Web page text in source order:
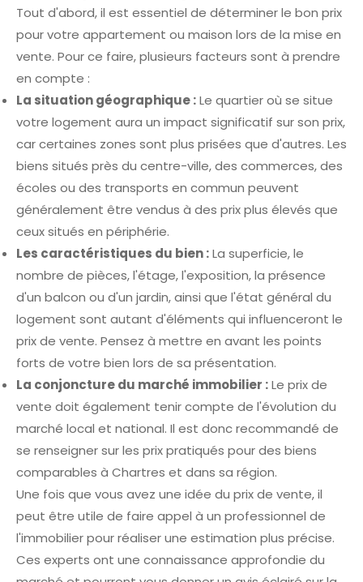
Tout d'abord, il est essentiel de déterminer le bon prix
pour votre appartement ou maison lors de la mise en
vente. Pour ce faire, plusieurs facteurs sont à prendre
en compte :
La situation géographique :Le quartier où se situe
votre logement aura un impact significatif sur son prix,
car certaines zones sont plus prisées que d'autres. Les
biens situés près du centre-ville, des commerces, des
écoles ou des transports en commun peuvent
généralement être vendus à des prix plus élevés que
ceux situés en périphérie.
Les caractéristiques du bien :La superficie, le
nombre de pièces, l'étage, l'exposition, la présence
d'un balcon ou d'un jardin, ainsi que l'état général du
logement sont autant d'éléments qui influenceront le
prix de vente. Pensez à mettre en avant les points
forts de votre bien lors de sa présentation.
La conjoncture du marché immobilier :Le prix de
vente doit également tenir compte de l'évolution du
marché local et national. Il est donc recommandé de
se renseigner sur les prix pratiqués pour des biens
comparables à Chartres et dans sa région.
Une fois que vous avez une idée du prix de vente, il
peut être utile de faire appel à un professionnel de
l'immobilier pour réaliser une estimation plus précise.
Ces experts ont une connaissance approfondie du